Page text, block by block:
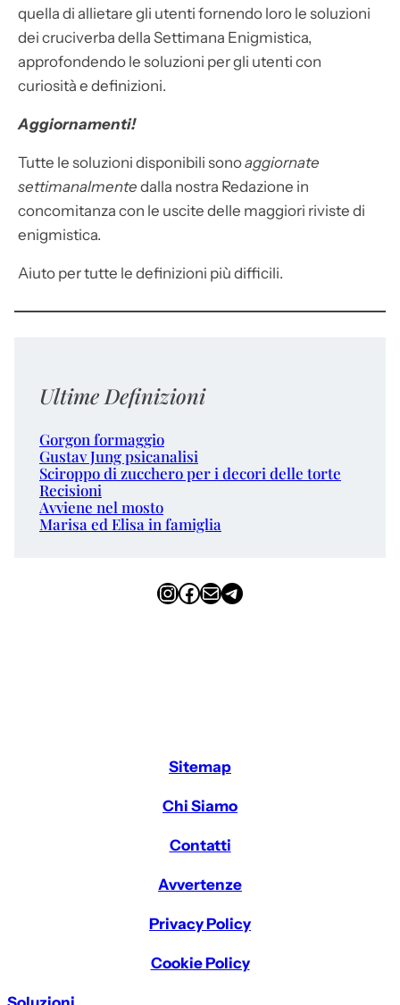
quella di allietare gli utenti fornendo loro le soluzioni
dei cruciverba della Settimana Enigmistica,
approfondendo le soluzioni per gli utenti con
curiosità e definizioni.
Aggiornamenti!
Tutte le soluzioni disponibili sonoaggiornate
settimanalmente dalla nostra Redazione in
concomitanza con le uscite delle maggiori riviste di
enigmistica.
Aiuto per tutte le definizioni più difficili.
Ultime Definizioni
Gorgon formaggio
Gustav Jung psicanalisi
Sciroppo di zucchero per i decori delle torte
Recisioni
Avviene nel mosto
Marisa ed Elisa in famiglia
InstagramFacebook Email Telegram
Sitemap
Chi Siamo
Contatti
Avvertenze
Privacy Policy
Cookie Policy